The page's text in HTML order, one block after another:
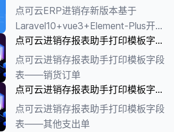
点可云ERP进销存新版本基于
Laravel10+vue3+Element-Plus开
发，采用前后端分离机制，全新UI
界面、全新业务流程、全新报表组
件、支持本地化部署、支持源代码交
付，接下来将为大家详细介绍新版的
新增内容。
点可云进销存报表助手打印模板字段
表——销货订单
点可云进销存报表助手打印模板字段
表——销货订单
点可云进销存报表助手打印模板字段
表——其他支出单
点可云进销存报表助手打印模板字段
表——其他支出单